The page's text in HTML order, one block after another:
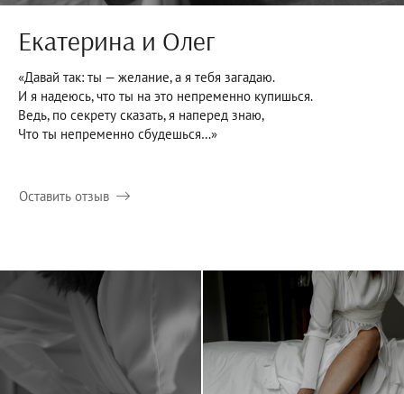
Екатерина и Олег
«Давай так: ты — желание, а я тебя загадаю.
И я надеюсь, что ты на это непременно купишься.
Ведь, по секрету сказать, я наперед знаю,
Что ты непременно сбудешься…»
Оставить отзыв